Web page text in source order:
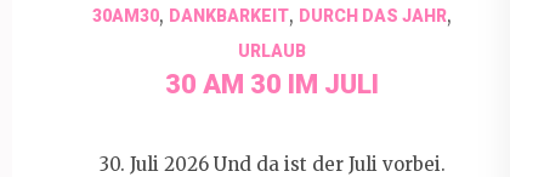
30AM30, DANKBARKEIT, DURCH DAS JAHR,
URLAUB
30 AM 30 IM JULI
30. Juli 2026 Und da ist der Juli vorbei.